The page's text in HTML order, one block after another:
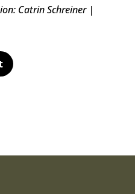
Catrin Schreiner |